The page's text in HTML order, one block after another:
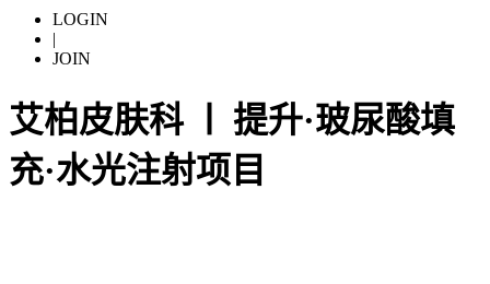
LOGIN
|
JOIN
艾柏皮肤科 ㅣ 提升·玻尿酸填
充·水光注射项目
Awaken
your
Inner
Vital
Elegance